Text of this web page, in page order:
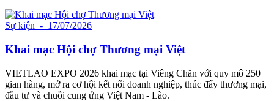
Sự kiện - 17/07/2026
Khai mạc Hội chợ Thương mại Việt
VIETLAO EXPO 2026 khai mạc tại Viêng Chăn với quy mô 250
gian hàng, mở ra cơ hội kết nối doanh nghiệp, thúc đẩy thương mại,
đầu tư và chuỗi cung ứng Việt Nam - Lào.